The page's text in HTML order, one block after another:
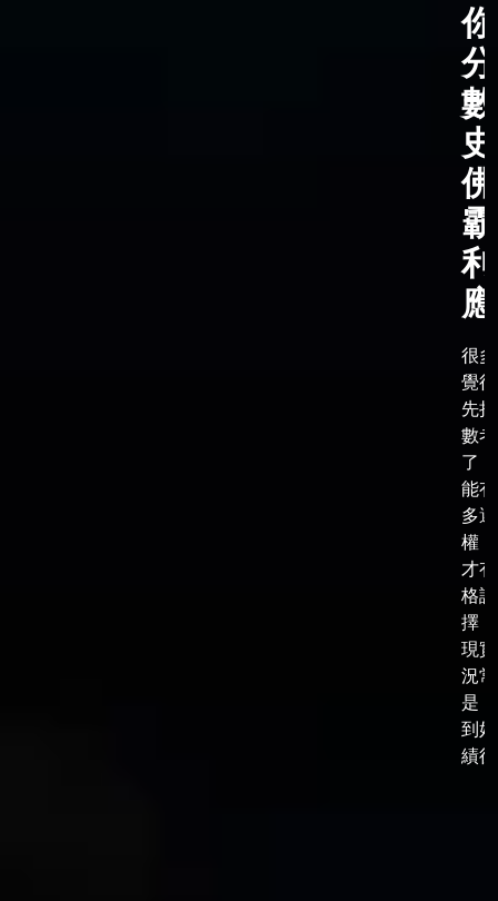
分
應
很
覺
先
數
了
能
多
權
才
格
擇
現
況常
是
到
績